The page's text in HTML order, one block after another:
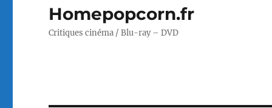
Homepopcorn.fr
Critiques cinéma / Blu-ray – DVD